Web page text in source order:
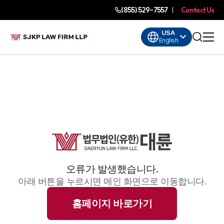
(855) 529-7557 Contact Us
USA
English
오류가 발생했습니다.
아래 버튼을 누르시면 메인 화면으로 이동합니다.
홈페이지 바로가기